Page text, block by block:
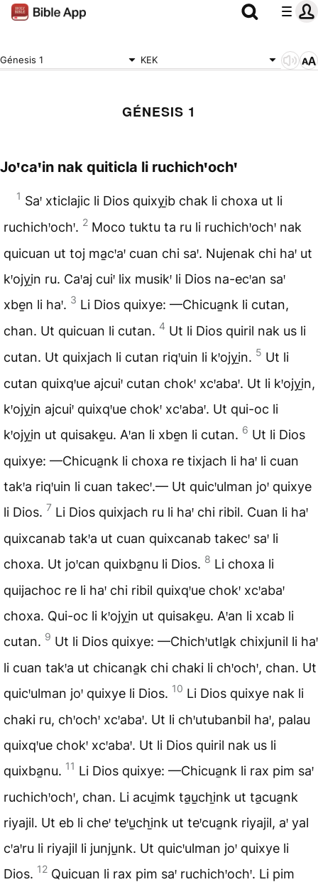
Génesis 1 KEK
GÉNESIS 1
Joꞌcaꞌin nak quiticla li ruchichꞌochꞌ
1 Saꞌ xticlajic li Dios quixyi̱b chak li choxa ut li
ruchichꞌochꞌ. 2 Moco tuktu ta ru li ruchichꞌochꞌ nak
quicuan ut toj ma̱cꞌaꞌ cuan chi saꞌ. Nujenak chi haꞌ ut
kꞌojyi̱n ru. Caꞌaj cuiꞌ lix musikꞌ li Dios na-ecꞌan saꞌ
xbe̱n li haꞌ. 3 Li Dios quixye: —Chicua̱nk li cutan,
chan. Ut quicuan li cutan. 4 Ut li Dios quiril nak us li
cutan. Ut quixjach li cutan riqꞌuin li kꞌojyi̱n. 5 Ut li
cutan quixqꞌue ajcuiꞌ cutan chokꞌ xcꞌabaꞌ. Ut li kꞌojyi̱n,
kꞌojyi̱n ajcuiꞌ quixqꞌue chokꞌ xcꞌabaꞌ. Ut qui-oc li
kꞌojyi̱n ut quisake̱u. Aꞌan li xbe̱n li cutan. 6 Ut li Dios
quixye: —Chicua̱nk li choxa re tixjach li haꞌ li cuan
takꞌa riqꞌuin li cuan takecꞌ.— Ut quicꞌulman joꞌ quixye
li Dios. 7 Li Dios quixjach ru li haꞌ chi ribil. Cuan li haꞌ
quixcanab takꞌa ut cuan quixcanab takecꞌ saꞌ li
choxa. Ut joꞌcan quixba̱nu li Dios. 8 Li choxa li
quijachoc re li haꞌ chi ribil quixqꞌue chokꞌ xcꞌabaꞌ
choxa. Qui-oc li kꞌojyi̱n ut quisake̱u. Aꞌan li xcab li
cutan. 9 Ut li Dios quixye: —Chichꞌutla̱k chixjunil li haꞌ
li cuan takꞌa ut chicana̱k chi chaki li chꞌochꞌ, chan. Ut
quicꞌulman joꞌ quixye li Dios. 10 Li Dios quixye nak li
chaki ru, chꞌochꞌ xcꞌabaꞌ. Ut li chꞌutubanbil haꞌ, palau
quixqꞌue chokꞌ xcꞌabaꞌ. Ut li Dios quiril nak us li
quixba̱nu. 11 Li Dios quixye: —Chicua̱nk li rax pim saꞌ
ruchichꞌochꞌ, chan. Li acui̱mk ta̱u̱chi̱nk ut ta̱cua̱nk
riyajil. Ut eb li cheꞌ teꞌu̱chi̱nk ut teꞌcua̱nk riyajil, aꞌ yal
cꞌaꞌru li riyajil li junju̱nk. Ut quicꞌulman joꞌ quixye li
Dios. 12 Quicuan li rax pim saꞌ ruchichꞌochꞌ. Li pim